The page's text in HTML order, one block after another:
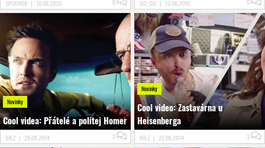
SPOONER | 18.09.2020 DO_OD | 13.06.2016
Novinky
Cool videa: Přátelé a politej Homer
DR.Z | 29.08.2014 2
Novinky
Cool video: Zastavárna u
Heisenberga
DR.Z | 22.08.2014 3